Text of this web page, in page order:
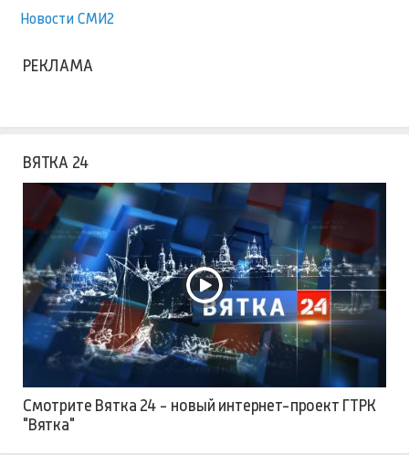
Новости СМИ2
РЕКЛАМА
ВЯТКА 24
Смотрите Вятка 24 - новый интернет-проект ГТРК
"Вятка"